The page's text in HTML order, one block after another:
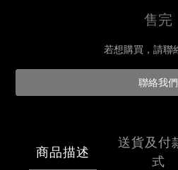
售完
若想購買，請聯
聯絡我們
商品描述
送貨及付
式